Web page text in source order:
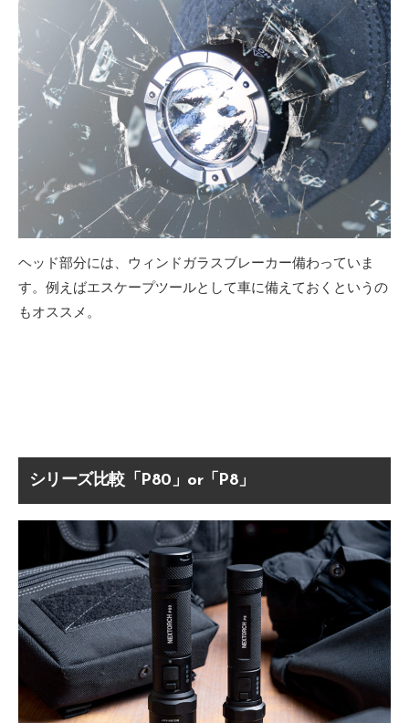
ヘッド部分には、ウィンドガラスブレーカー備わっていま
す。例えばエスケープツールとして車に備えておくというの
もオススメ。
シリーズ比較「P80」or「P8」